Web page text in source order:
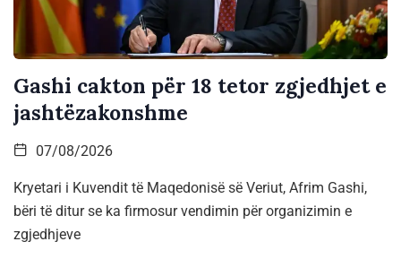
Gashi cakton për 18 tetor zgjedhjet e
jashtëzakonshme
07/08/2026
Kryetari i Kuvendit të Maqedonisë së Veriut, Afrim Gashi,
bëri të ditur se ka firmosur vendimin për organizimin e
zgjedhjeve